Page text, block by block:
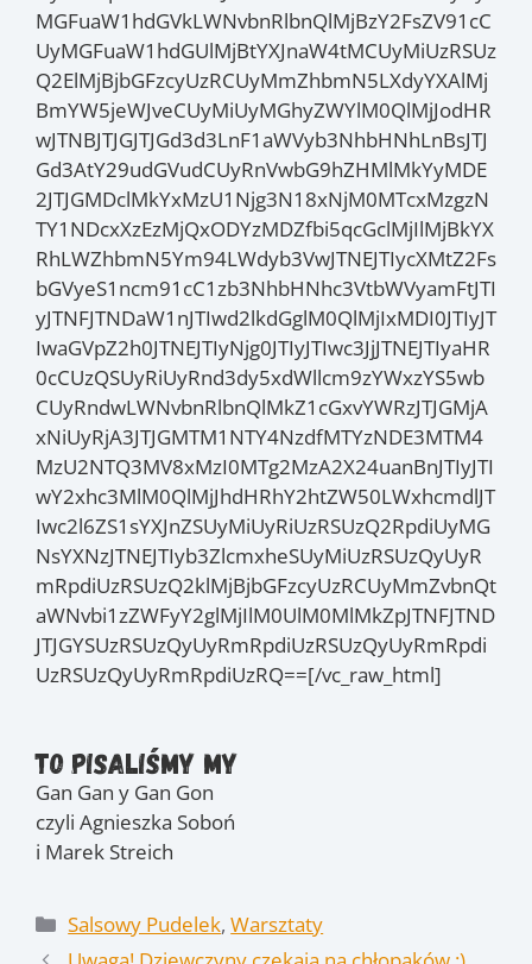
MGFuaW1hdGVkLWNvbnRlbnQlMjBzY2FsZV91cC
UyMGFuaW1hdGUlMjBtYXJnaW4tMCUyMiUzRSUz
Q2ElMjBjbGFzcyUzRCUyMmZhbmN5LXdyYXAlMj
BmYW5jeWJveCUyMiUyMGhyZWYlM0QlMjJodHR
wJTNBJTJGJTJGd3d3LnF1aWVyb3NhbHNhLnBsJTJ
Gd3AtY29udGVudCUyRnVwbG9hZHMlMkYyMDE
2JTJGMDclMkYxMzU1Njg3N18xNjM0MTcxMzgzN
TY1NDcxXzEzMjQxODYzMDZfbi5qcGclMjIlMjBkYX
RhLWZhbmN5Ym94LWdyb3VwJTNEJTIycXMtZ2Fs
bGVyeS1ncm91cC1zb3NhbHNhc3VtbWVyamFtJTI
yJTNFJTNDaW1nJTIwd2lkdGglM0QlMjIxMDI0JTIyJT
IwaGVpZ2h0JTNEJTIyNjg0JTIyJTIwc3JjJTNEJTIyaHR
0cCUzQSUyRiUyRnd3dy5xdWllcm9zYWxzYS5wb
CUyRndwLWNvbnRlbnQlMkZ1cGxvYWRzJTJGMjA
xNiUyRjA3JTJGMTM1NTY4NzdfMTYzNDE3MTM4
MzU2NTQ3MV8xMzI0MTg2MzA2X24uanBnJTIyJTI
wY2xhc3MlM0QlMjJhdHRhY2htZW50LWxhcmdlJT
Iwc2l6ZS1sYXJnZSUyMiUyRiUzRSUzQ2RpdiUyMG
NsYXNzJTNEJTIyb3ZlcmxheSUyMiUzRSUzQyUyR
mRpdiUzRSUzQ2klMjBjbGFzcyUzRCUyMmZvbnQt
aWNvbi1zZWFyY2glMjIlM0UlM0MlMkZpJTNFJTND
JTJGYSUzRSUzQyUyRmRpdiUzRSUzQyUyRmRpdi
UzRSUzQyUyRmRpdiUzRQ==[/vc_raw_html]
To pisaliśmy my
Gan Gan y Gan Gon
czyli Agnieszka Soboń
i Marek Streich
Kategorie
Salsowy Pudelek,Warsztaty